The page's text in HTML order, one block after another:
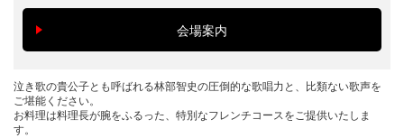
泣き歌の貴公子とも呼ばれる林部智史の圧倒的な歌唱力と、比類ない歌声を
ご堪能ください。
お料理は料理長が腕をふるった、特別なフレンチコースをご提供いたしま
す。